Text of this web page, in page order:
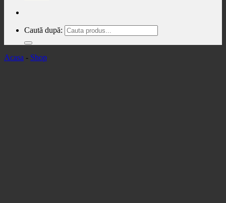
Caută după:
Acasa - Shop